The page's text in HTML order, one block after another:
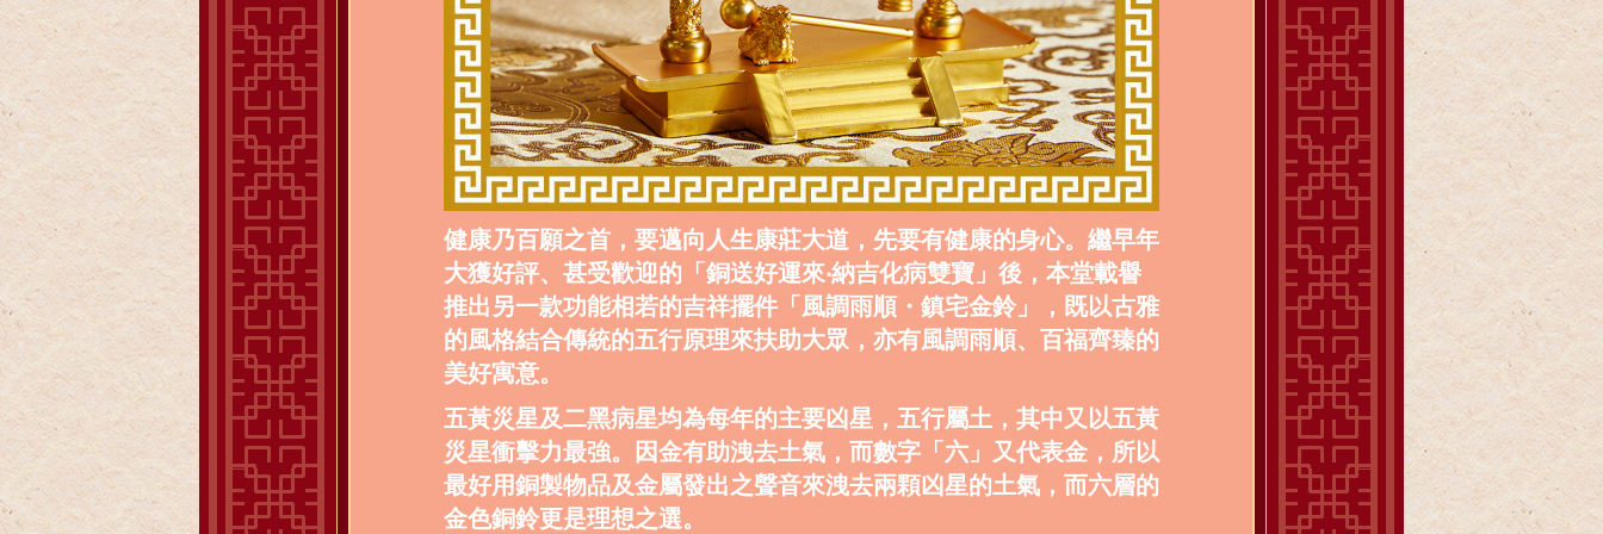
健康乃百願之首，要邁向人生康莊大道，先要有健康的身心。繼早年
大獲好評、甚受歡迎的「銅送好運來‧納吉化病雙寶」後，本堂載譽
推出另一款功能相若的吉祥擺件「風調雨順・鎮宅金鈴」，既以古雅
的風格結合傳統的五行原理來扶助大眾，亦有風調雨順、百福齊臻的
美好寓意。
五黃災星及二黑病星均為每年的主要凶星，五行屬土，其中又以五黃
災星衝擊力最強。因金有助洩去土氣，而數字「六」又代表金，所以
最好用銅製物品及金屬發出之聲音來洩去兩顆凶星的土氣，而六層的
金色銅鈴更是理想之選。